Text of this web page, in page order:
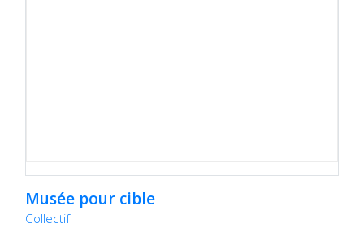
Musée pour cible
Collectif